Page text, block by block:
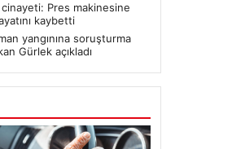
cinayeti: Pres makinesine
kaybetti
yangınına soruşturma
Gürlek açıkladı